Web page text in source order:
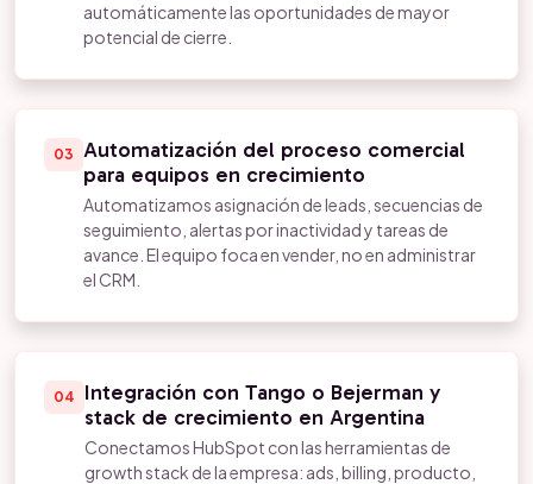
automáticamente las oportunidades de mayor
potencial de cierre.
03 Automatización del proceso comercial
para equipos en crecimiento
Automatizamos asignación de leads, secuencias de
seguimiento, alertas por inactividad y tareas de
avance. El equipo foca en vender, no en administrar
el CRM.
04
Integración con Tango o Bejerman y
stack de crecimiento en Argentina
Conectamos HubSpot con las herramientas de
growth stack de la empresa: ads, billing, producto,